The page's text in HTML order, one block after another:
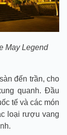
May Legend
đến trần, cho
quanh. Đầu
tế và các món
loại rượu vang